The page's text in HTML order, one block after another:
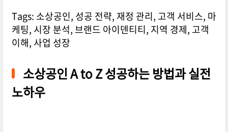
Tags: 소상공인, 성공 전략, 재정 관리, 고객 서비스, 마
케팅, 시장 분석, 브랜드 아이덴티티, 지역 경제, 고객
이해, 사업 성장
소상공인 A to Z 성공하는 방법과 실전
노하우